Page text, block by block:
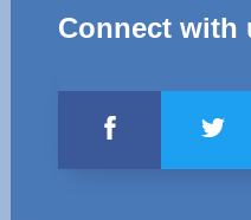
Connect with